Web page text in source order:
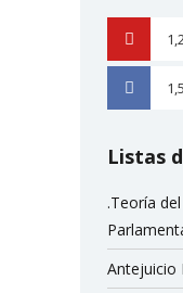
Listas
.Teoría
Antejuicio